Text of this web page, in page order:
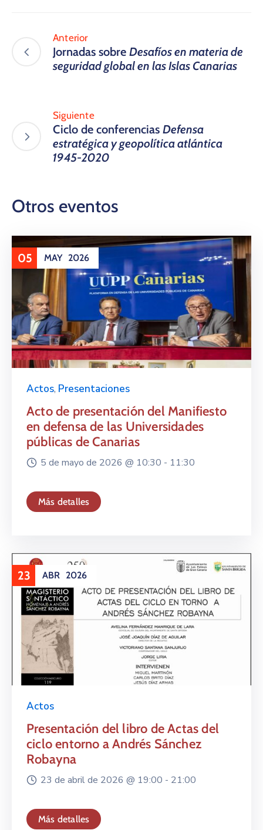
Anterior
Jornadas sobre Desafíos en materia de
seguridad global en las Islas Canarias
Siguiente
Ciclo de conferencias Defensa
estratégica y geopolítica atlántica
1945-2020
Otros eventos
05 MAY 2026
Actos, Presentaciones
Acto de presentación del Manifiesto
en defensa de las Universidades
públicas de Canarias
5 de mayo de 2026 @ 10:30 - 11:30
Más detalles
23 ABR 2026
Actos
Presentación del libro de Actas del
ciclo entorno a Andrés Sánchez
Robayna
23 de abril de 2026 @ 19:00 - 21:00
Más detalles